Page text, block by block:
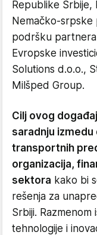
Republike Srbije,
Nemačko-
podršku partnera
Evropske
Solutions d.o.o.,
Milšped Group.
Cilj ovog
saradnju
transportnih
organizacija,
sektora kako bi
rešenja za
Srbiji. Razmenom
tehnologije i